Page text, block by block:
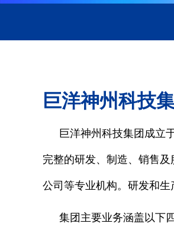
巨洋神州科技
巨洋神州科技集团成立
完整的研发、制造、销售
公司等专业机构。研发和生
集团主要业务涵盖以下